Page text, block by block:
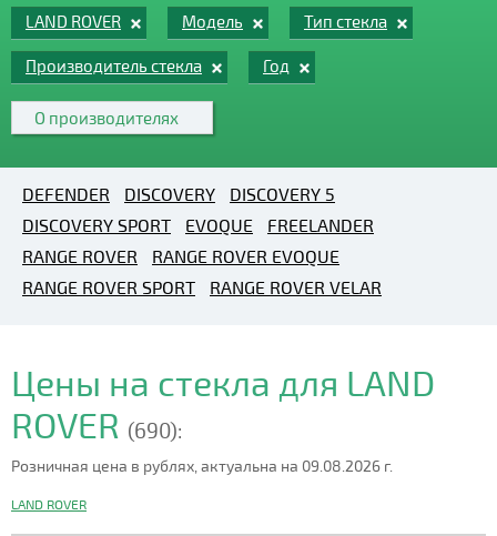
LAND ROVER Модель Тип стекла
Производитель стекла Год
О производителях
DEFENDER DISCOVERY
DISCOVERY 5
DISCOVERY SPORT
EVOQUE
FREELANDER
RANGE ROVER
RANGE ROVER EVOQUE
RANGE ROVER SPORT
RANGE ROVER VELAR
Цены на стекла для LAND
ROVER (690):
Розничная цена в рублях, актуальна на 09.08.2026 г.
LAND ROVER